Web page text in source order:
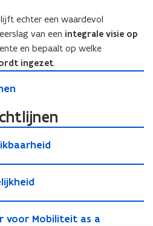
echter een waardevol
van een integrale visie op
en bepaalt op welke
ingezet.
voor Mobiliteit as a